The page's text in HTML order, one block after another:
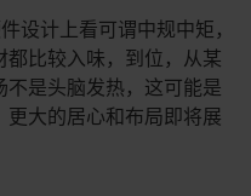
设计上看可谓中规中矩，
比较入味，到位，从某
是头脑发热，这可能是
大的居心和布局即将展